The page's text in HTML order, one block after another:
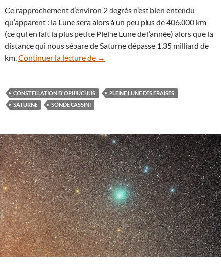
Ce rapprochement d’environ 2 degrés n’est bien entendu
qu’apparent : la Lune sera alors à un peu plus de 406.000 km
(ce qui en fait la plus petite Pleine Lune de l’année) alors que la
distance qui nous sépare de Saturne dépasse 1,35 milliard de
km.Continuer la lecture de 9 juin : admirez Saturne dans le
→
CONSTELLATION D'OPHIUCHUS
PLEINE LUNE DES FRAISES
SATURNE
SONDE CASSINI